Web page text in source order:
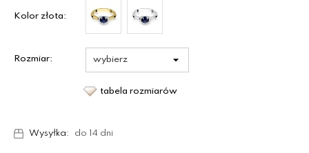
Kolor złota:
Rozmiar:
tabela rozmiarów
Wysyłka: do 14 dni